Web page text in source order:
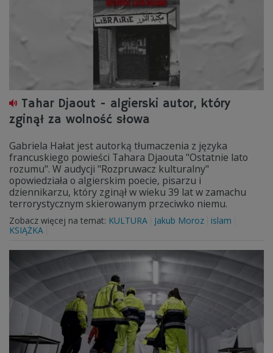
Tahar Djaout - algierski autor, który
zginął za wolność słowa
Gabriela Hałat jest autorką tłumaczenia z języka
francuskiego powieści Tahara Djaouta "Ostatnie lato
rozumu". W audycji "Rozpruwacz kulturalny"
opowiedziała o algierskim poecie, pisarzu i
dziennikarzu, który zginął w wieku 39 lat w zamachu
terrorystycznym skierowanym przeciwko niemu.
Zobacz więcej na temat: KULTURA Jakub Moroz
islam
KSIĄŻKA